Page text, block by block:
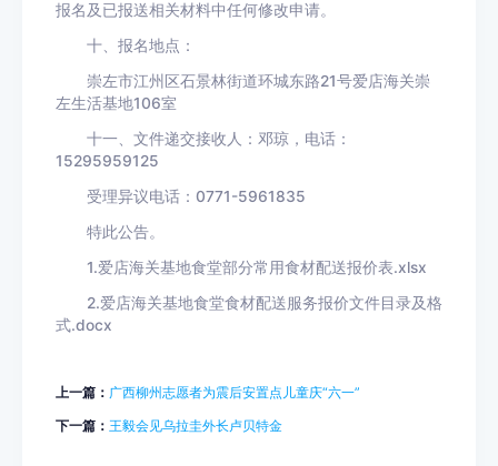
报名及已报送相关材料中任何修改申请。
十、报名地点：
崇左市江州区石景林街道环城东路21号爱店海关崇
左生活基地106室
十一、文件递交接收人：邓琼，电话：
15295959125
受理异议电话：0771-5961835
特此公告。
1.爱店海关基地食堂部分常用食材配送报价表.xlsx
2.爱店海关基地食堂食材配送服务报价文件目录及格
式.docx
上一篇： 广西柳州志愿者为震后安置点儿童庆“六一”
下一篇： 王毅会见乌拉圭外长卢贝特金